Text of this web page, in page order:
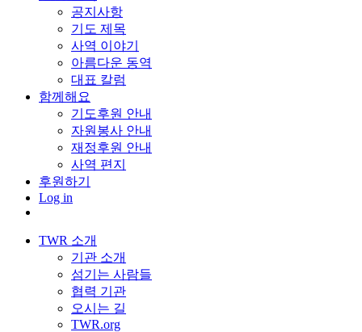
공지사항
기도 제목
사역 이야기
아름다운 동역
대표 칼럼
함께해요
기도후원 안내
자원봉사 안내
재정후원 안내
사역 편지
후원하기
Log in
TWR 소개
기관 소개
섬기는 사람들
협력 기관
오시는 길
TWR.org